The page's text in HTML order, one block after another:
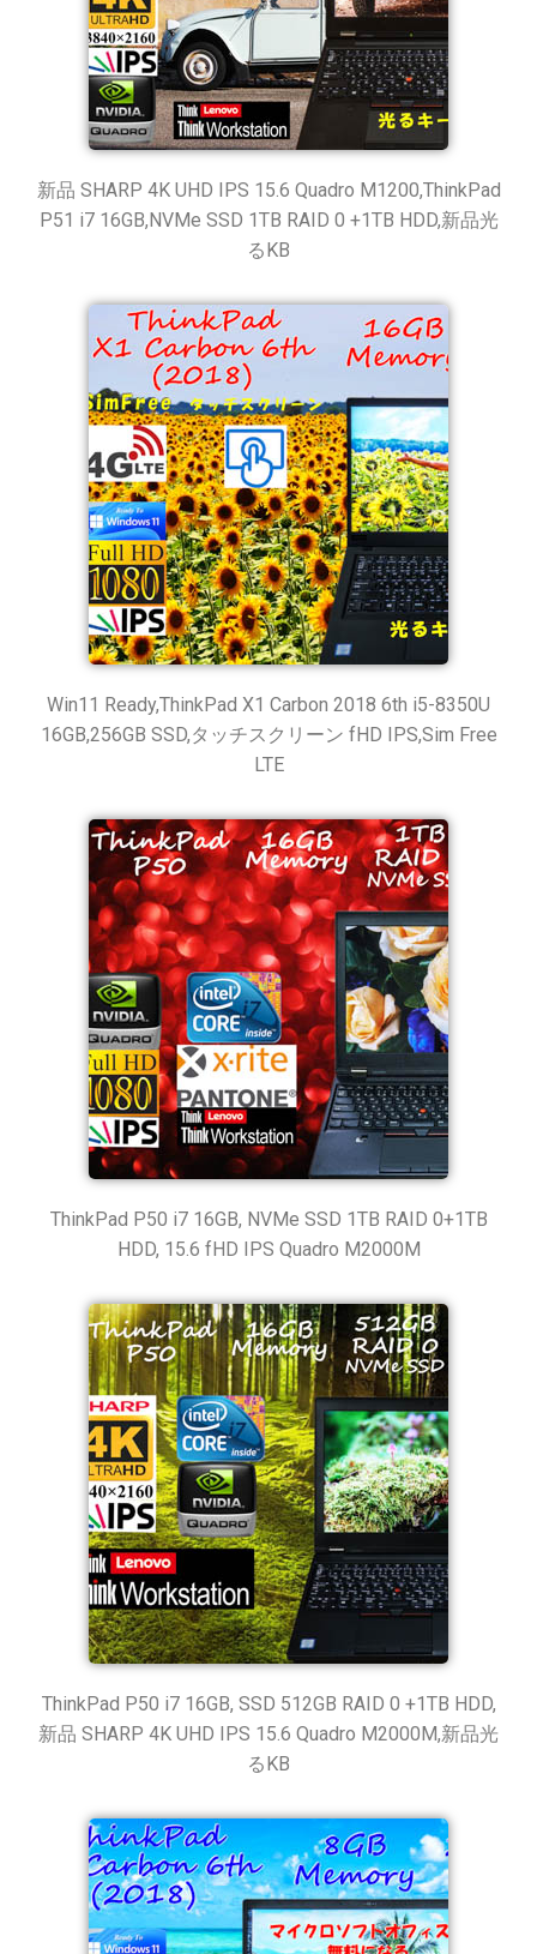
新品 SHARP 4K UHD IPS 15.6 Quadro M1200,ThinkPad
P51 i7 16GB,NVMe SSD 1TB RAID 0 +1TB HDD,新品光
るKB
Win11 Ready,ThinkPad X1 Carbon 2018 6th i5-8350U
16GB,256GB SSD,タッチスクリーン fHD IPS,Sim Free
LTE
ThinkPad P50 i7 16GB, NVMe SSD 1TB RAID 0+1TB
HDD, 15.6 fHD IPS Quadro M2000M
ThinkPad P50 i7 16GB, SSD 512GB RAID 0 +1TB HDD,
新品 SHARP 4K UHD IPS 15.6 Quadro M2000M,新品光
るKB